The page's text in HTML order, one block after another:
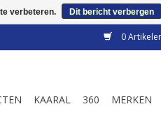
0
KAARAL 360 MERKEN
verbeteren. Dit bericht verbergen